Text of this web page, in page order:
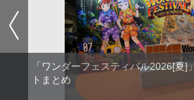
「ワンダーフェスティバル2026[夏]
トまとめ